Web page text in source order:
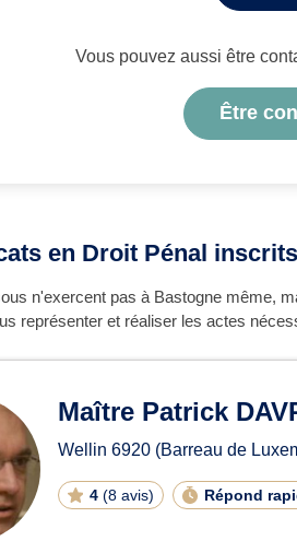
Vous pouvez aussi être
Être
en Droit Pénal
n'exercent pas à Bastogne même,
représenter et réaliser les actes
Maître Patrick
Wellin 6920 (Barreau de
4 (8 avis) Répond